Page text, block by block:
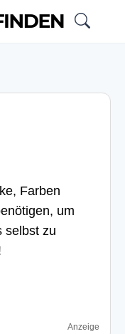
Farben
um
selbst zu
Anzeige